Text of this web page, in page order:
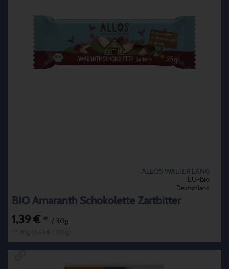
ALLOS WALTER LANG
EU-Bio
Deutschland
BIO Amaranth Schokolette Zartbitter
1,39 € * / 30g